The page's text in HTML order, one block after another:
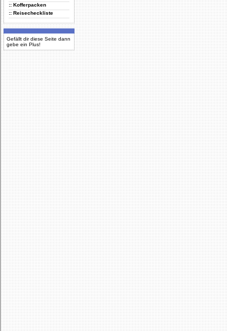
:: Kofferpacken
:: Reisecheckliste
Gefällt dir diese Seite dann
gebe ein Plus!